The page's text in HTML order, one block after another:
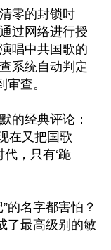
零的封锁时
过网络进行授
唱中共国歌的
系统自动判定
查。
的经典评论：
在又把国歌
代，只有‘跪
的名字都害怕？
了最高级别的敏